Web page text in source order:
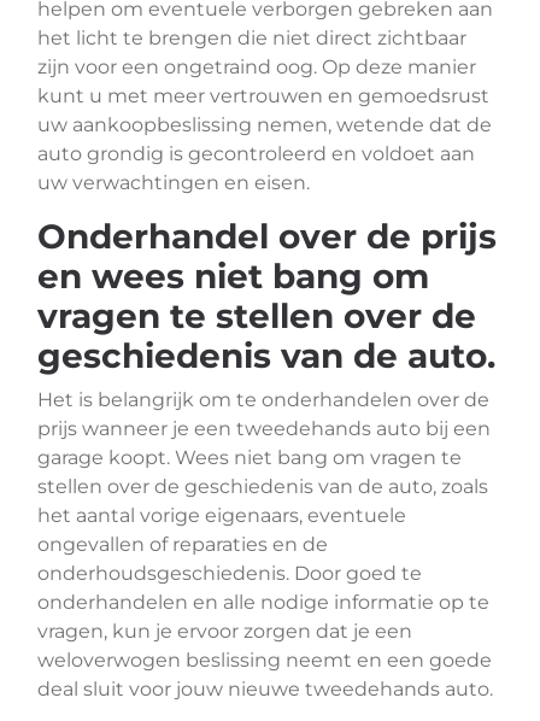
helpen om eventuele verborgen gebreken aan
het licht te brengen die niet direct zichtbaar
zijn voor een ongetraind oog. Op deze manier
kunt u met meer vertrouwen en gemoedsrust
uw aankoopbeslissing nemen, wetende dat de
auto grondig is gecontroleerd en voldoet aan
uw verwachtingen en eisen.
Onderhandel over de prijs
en wees niet bang om
vragen te stellen over de
geschiedenis van de auto.
Het is belangrijk om te onderhandelen over de
prijs wanneer je een tweedehands auto bij een
garage koopt. Wees niet bang om vragen te
stellen over de geschiedenis van de auto, zoals
het aantal vorige eigenaars, eventuele
ongevallen of reparaties en de
onderhoudsgeschiedenis. Door goed te
onderhandelen en alle nodige informatie op te
vragen, kun je ervoor zorgen dat je een
weloverwogen beslissing neemt en een goede
deal sluit voor jouw nieuwe tweedehands auto.